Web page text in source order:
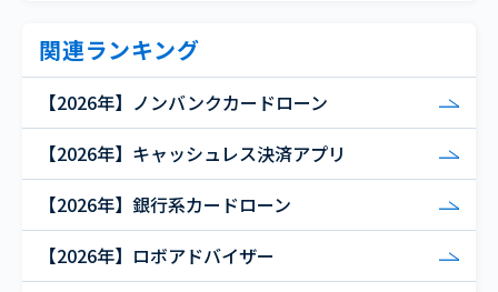
関連ランキング
【2026年】ノンバンクカードローン
【2026年】キャッシュレス決済アプリ
【2026年】銀行系カードローン
【2026年】ロボアドバイザー